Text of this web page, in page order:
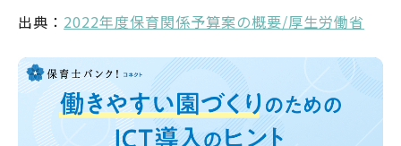
出典： 2022年度保育関係予算案の概要/厚生労働省